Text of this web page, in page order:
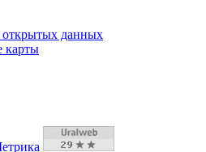
открытых данных
карты